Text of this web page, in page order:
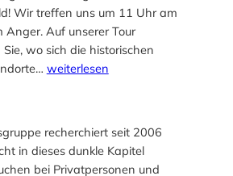
e
m
b
l
s
t
e
i
-
P
u
Wir treffen uns um 11 Uhr am
Anger. Auf unserer Tour
wo sich die historischen
H
weiterlesen
recherchiert seit 2006
in dieses dunkle Kapitel
bei Privatpersonen und